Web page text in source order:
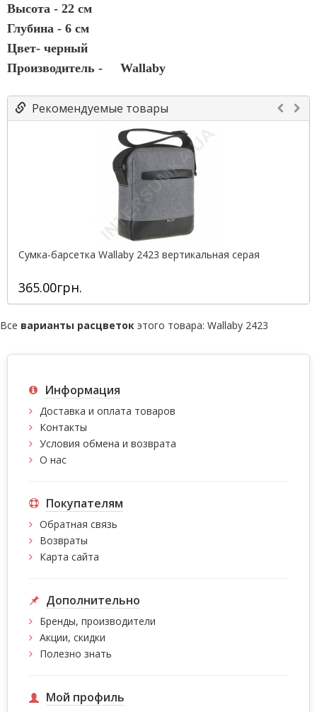
Высота - 22 см
Глубина - 6 см
Цвет- черный
Производитель -
Wallaby
Рекомендуемые товары
Сумка-барсетка Wallaby 2423 вертикальная серая
365.00грн.
Все варианты расцветок этого товара: Wallaby 2423
Информация
Доставка и оплата товаров
Контакты
Условия обмена и возврата
О нас
Покупателям
Обратная связь
Возвраты
Карта сайта
Дополнительно
Бренды, производители
Акции, скидки
Полезно знать
Мой профиль